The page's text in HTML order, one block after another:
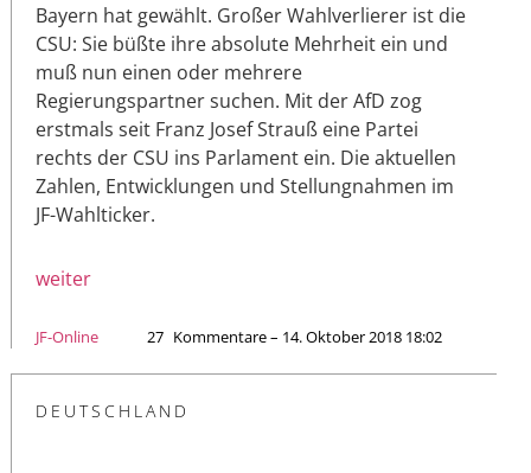
Bayern hat gewählt. Großer Wahlverlierer ist die
CSU: Sie büßte ihre absolute Mehrheit ein und
muß nun einen oder mehrere
Regierungspartner suchen. Mit der AfD zog
erstmals seit Franz Josef Strauß eine Partei
rechts der CSU ins Parlament ein. Die aktuellen
Zahlen, Entwicklungen und Stellungnahmen im
JF-Wahlticker.
weiter
JF-Online 27 Kommentare – 14. Oktober 2018 18:02
DEUTSCHLAND